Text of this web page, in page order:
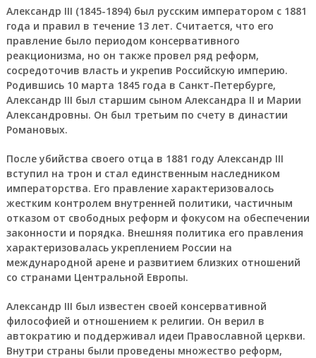
Александр III (1845-1894) был русским императором с 1881
года и правил в течение 13 лет. Считается, что его
правление было периодом консервативного
реакционизма, но он также провел ряд реформ,
сосредоточив власть и укрепив Российскую империю.
Родившись 10 марта 1845 года в Санкт-Петербурге,
Александр III был старшим сыном Александра II и Марии
Александровны. Он был третьим по счету в династии
Романовых.
После убийства своего отца в 1881 году Александр III
вступил на трон и стал единственным наследником
императорства. Его правление характеризовалось
жестким контролем внутренней политики, частичным
отказом от свободных реформ и фокусом на обеспечении
законности и порядка. Внешняя политика его правления
характеризовалась укреплением России на
международной арене и развитием близких отношений
со странами Центральной Европы.
Александр III был известен своей консервативной
философией и отношением к религии. Он верил в
автократию и поддерживал идеи Православной церкви.
Внутри страны были проведены множество реформ,